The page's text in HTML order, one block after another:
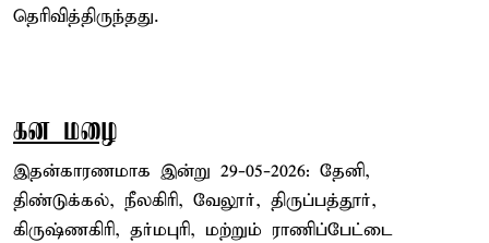
தெரிவித்திருந்தது.
கன மழை
இதன்காரணமாக இன்று 29-05-2026: தேனி,
திண்டுக்கல், நீலகிரி, வேலூர், திருப்பத்தூர்,
கிருஷ்ணகிரி, தர்மபுரி, மற்றும் ராணிப்பேட்டை